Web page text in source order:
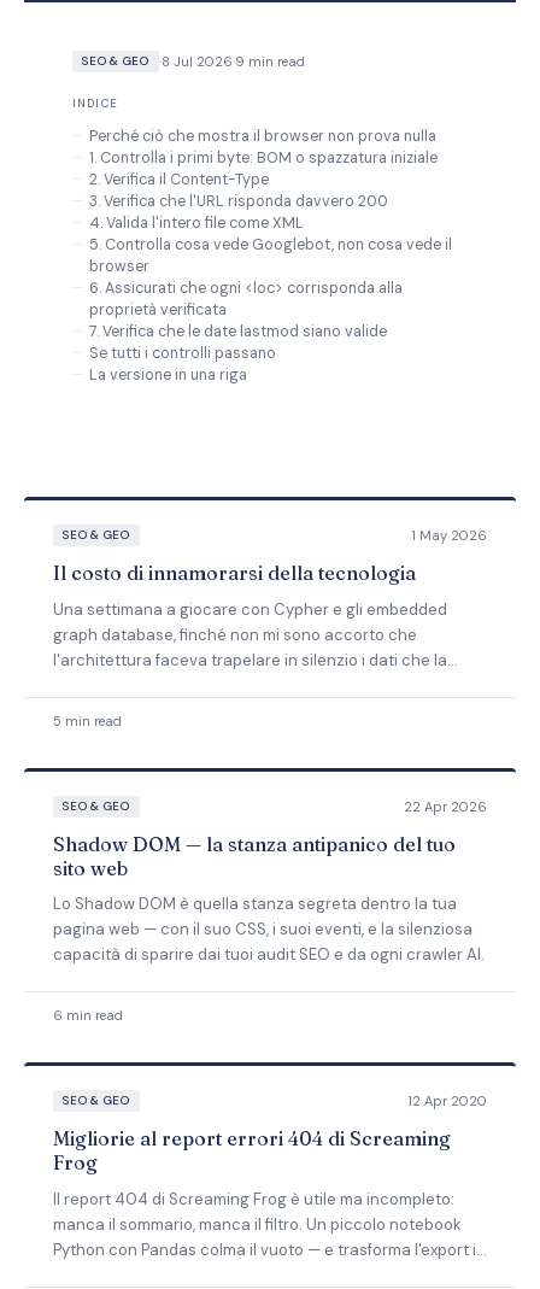
SEO & GEO ·8 Jul 2026·9 min read
INDICE
Perché ciò che mostra il browser non prova nulla
1. Controlla i primi byte: BOM o spazzatura iniziale
2. Verifica il Content-Type
3. Verifica che l'URL risponda davvero 200
4. Valida l'intero file come XML
5. Controlla cosa vede Googlebot, non cosa vede il
browser
6. Assicurati che ogni <loc> corrisponda alla
proprietà verificata
7. Verifica che le date lastmod siano valide
Se tutti i controlli passano
La versione in una riga
SEO & GEO 1 May 2026
Il costo di innamorarsi della tecnologia
Una settimana a giocare con Cypher e gli embedded
graph database, finché non mi sono accorto che
l'architettura faceva trapelare in silenzio i dati che la
5 min read
SEO & GEO 22 Apr 2026
Shadow DOM — la stanza antipanico del tuo
sito web
Lo Shadow DOM è quella stanza segreta dentro la tua
pagina web — con il suo CSS, i suoi eventi, e la silenziosa
capacità di sparire dai tuoi audit SEO e da ogni crawler AI.
6 min read
SEO & GEO 12 Apr 2020
Migliorie al report errori 404 di Screaming
Frog
Il report 404 di Screaming Frog è utile ma incompleto:
manca il sommario, manca il filtro. Un piccolo notebook
Python con Pandas colma il vuoto — e trasforma l'export in